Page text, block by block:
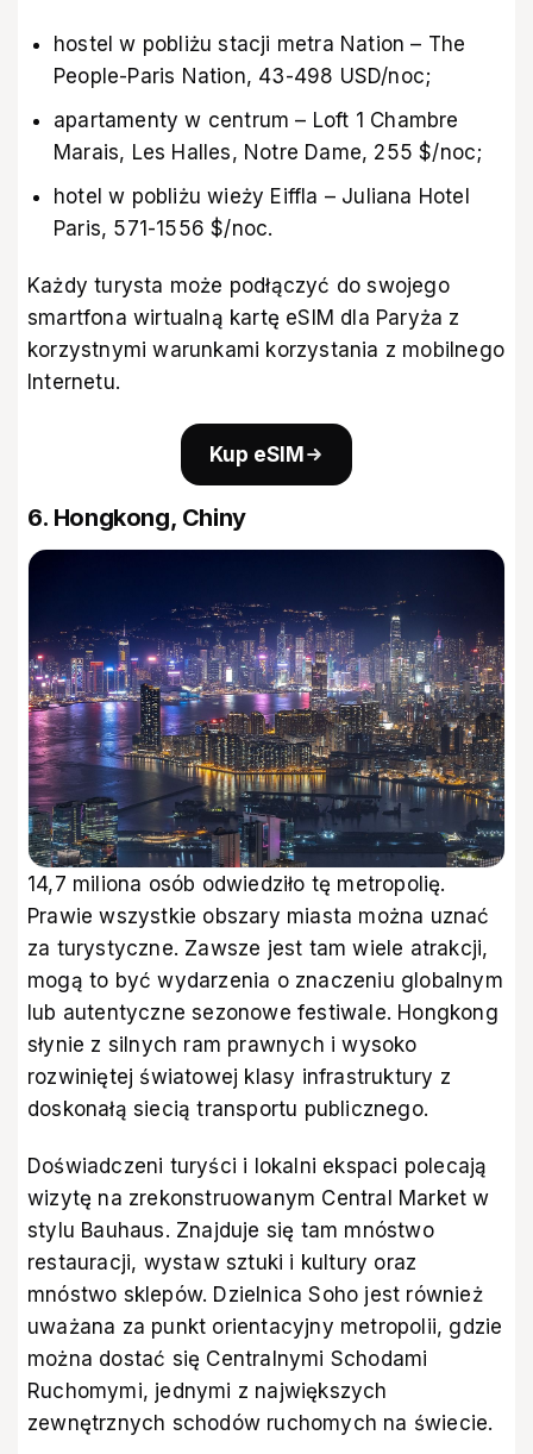
hostel w pobliżu stacji metra Nation – The
People-Paris Nation, 43-498 USD/noc;
apartamenty w centrum – Loft 1 Chambre
Marais, Les Halles, Notre Dame, 255 $/noc;
hotel w pobliżu wieży Eiffla – Juliana Hotel
Paris, 571-1556 $/noc.
Każdy turysta może podłączyć do swojego
smartfona wirtualną kartę eSIM dla Paryża z
korzystnymi warunkami korzystania z mobilnego
Internetu.
Kup eSIM
6. Hongkong, Chiny
14,7 miliona osób odwiedziło tę metropolię.
Prawie wszystkie obszary miasta można uznać
za turystyczne. Zawsze jest tam wiele atrakcji,
mogą to być wydarzenia o znaczeniu globalnym
lub autentyczne sezonowe festiwale. Hongkong
słynie z silnych ram prawnych i wysoko
rozwiniętej światowej klasy infrastruktury z
doskonałą siecią transportu publicznego.
Doświadczeni turyści i lokalni ekspaci polecają
wizytę na zrekonstruowanym Central Market w
stylu Bauhaus. Znajduje się tam mnóstwo
restauracji, wystaw sztuki i kultury oraz
mnóstwo sklepów. Dzielnica Soho jest również
uważana za punkt orientacyjny metropolii, gdzie
można dostać się Centralnymi Schodami
Ruchomymi, jednymi z największych
zewnętrznych schodów ruchomych na świecie.